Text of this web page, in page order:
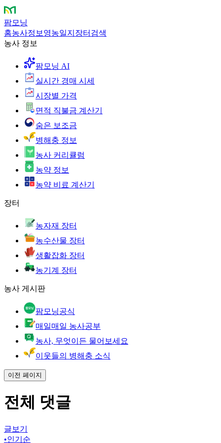
팜모닝
홈농사정보 영농일지 장터 검색
농사 정보
팜모닝 AI
실시간 경매 시세
시장별 가격
면적 직불금 계산기
숨은 보조금
병해충 정보
농사 커리큘럼
농약 정보
농약 비료 계산기
장터
농자재 장터
농수산물 장터
생활잡화 장터
농기계 장터
농사 게시판
팜모닝공식
매일매일 농사공부
농사, 무엇이든 물어보세요
이웃들의 병해충 소식
이전 페이지
전체 댓글
글보기
•인기순